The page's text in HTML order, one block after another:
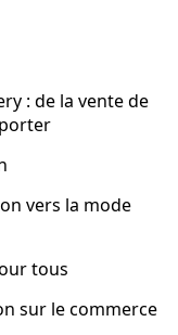
: de la vente de
vers la mode
tous
sur le commerce